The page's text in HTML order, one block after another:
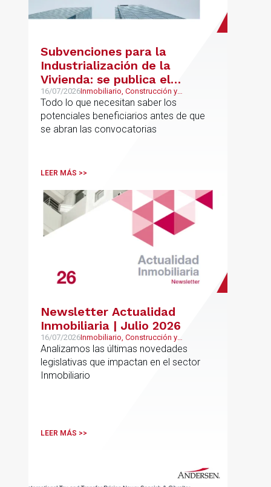
Subvenciones para la
Industrialización de la
Vivienda: se publica el
proyecto de bases
reguladoras
16/07/2026Inmobiliario, Construcción y
Urbanismo
Todo lo que necesitan saber los
potenciales beneficiarios antes de que
se abran las convocatorias
LEER MÁS >>
Newsletter Actualidad
Inmobiliaria | Julio 2026
16/07/2026Inmobiliario, Construcción y
Urbanismo
Analizamos las últimas novedades
legislativas que impactan en el sector
Inmobiliario
LEER MÁS >>